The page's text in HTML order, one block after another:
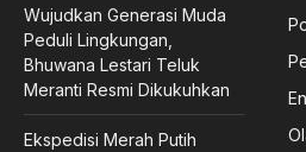
Wujudkan Generasi Muda
Peduli Lingkungan,
Bhuwana Lestari Teluk
Meranti Resmi Dikukuhkan
Ekspedisi Merah Putih